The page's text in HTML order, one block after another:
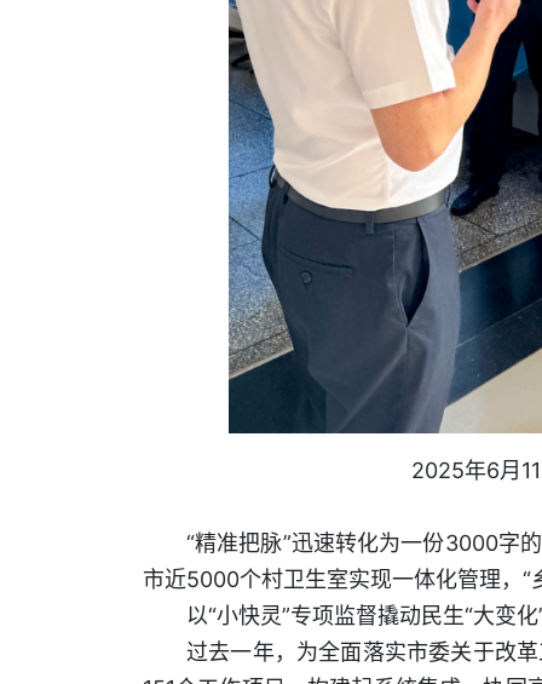
2025年6月
“精准把脉”迅速转化为一份3000字
市近5000个村卫生室实现一体化管理，
以“小快灵”专项监督撬动民生“大变
过去一年，为全面落实市委关于改